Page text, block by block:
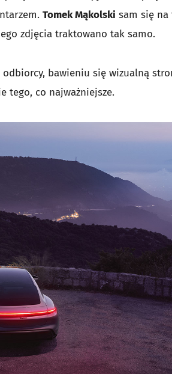
Tomek Mąkolski sam się na
zdjęcia traktowano tak samo.
bawieniu się wizualną
tego, co najważniejsze.